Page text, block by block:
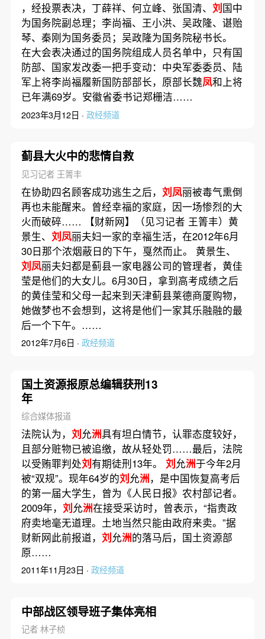
，经投票表决，丁薛祥、何立峰、张国清、 刘 国中
为国务院副总理；李尚福、王小洪、吴政隆、谌贻
琴、秦刚为国务委员；吴政隆为国务院秘书长。
在大会表决通过的国务院组成人员名单中，只有国
防部、国家发改委一把手变动：中央军委委员、陆
军上将李尚福履新国防部部长，原部长魏凤和上将
已年满69岁。安徽省委书记郑栅洁……
2023年3月12日 · 政经频道
蓟县大火中的悲情自救
见习记者 王箐丰
在协助四名顾客成功逃生之后， 刘凤丽被毒气熏倒
再也未能醒来。曾经幸福的家庭，因一场惨烈的大
火而破碎…… 【财新网】（见习记者 王箐丰）黄
景生、 刘凤丽夫妇一家的幸福生活，在2012年6月
30日那个浓烟蔽日的下午，戛然而止。 黄景生、
刘凤丽夫妇都是蓟县一家电器公司的管理者，黄佳
莹是他们的大女儿。6月30日，拿到高考成绩之后
的黄佳莹和父母一起来到天津蓟县莱德商厦购物，
她做梦也不会想到，这将是他们一家其乐融融的最
后一个下午。……
2012年7月6日 · 政经频道
国土资源报原总编辑获刑13
年
综合媒体报道
法院认为， 刘允洲具有坦白情节，认罪态度较好，
且部分赃物已被追缴，故从轻处罚……最后，法院
以受贿罪判处刘有期徒刑13年。 刘允洲于今年2月
被“双规”。现年64岁的刘允洲，是中国恢复高考后
的第一届大学生，曾为《人民日报》农村部记者。
2009年， 刘允洲在接受采访时，曾表示，“指责政
府卖地毫无道理。土地当然只能由政府来卖。”据
财新网此前报道， 刘允洲的落马后，国土资源部
原……
2011年11月23日 · 政经频道
中部战区领导班子集体亮相
记者 林子桢